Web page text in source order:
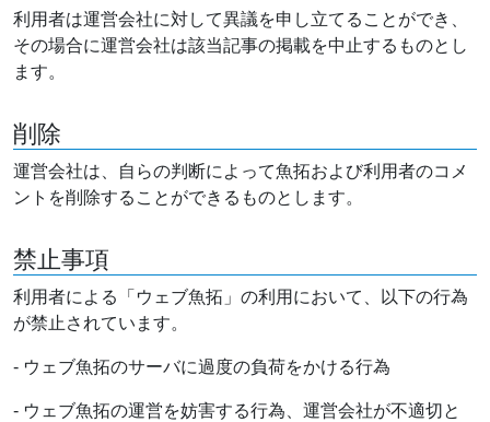
利用者は運営会社に対して異議を申し立てることができ、
その場合に運営会社は該当記事の掲載を中止するものとし
ます。
削除
運営会社は、自らの判断によって魚拓および利用者のコメ
ントを削除することができるものとします。
禁止事項
利用者による「ウェブ魚拓」の利用において、以下の行為
が禁止されています。
- ウェブ魚拓のサーバに過度の負荷をかける行為
- ウェブ魚拓の運営を妨害する行為、運営会社が不適切と